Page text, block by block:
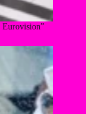
Eurovision”